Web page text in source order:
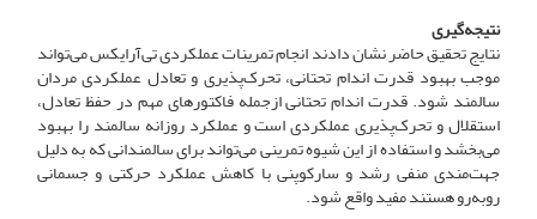
نتیجه‌گیری
نتایج تحقیق حاضر نشان دادند انجام تمرینات عملکردی تی‌آرایکس می‌تواند
موجب بهبود قدرت اندام تحتانی، تحرک‌پذیری و تعادل عملکردی مردان
سالمند شود. قدرت اندام تحتانی ازجمله فاکتورهای مهم در حفظ تعادل،
استقلال و تحرک‌پذیری عملکردی است و عملکرد روزانه سالمند را بهبود
می‌بخشد و استفاده از این شیوه تمرینی می‌تواند برای سالمندانی که به دلیل
جهت‌مندی منفی رشد و سارکوپنی با کاهش عملکرد حرکتی و جسمانی
روبه‌رو هستند مفید واقع شود.